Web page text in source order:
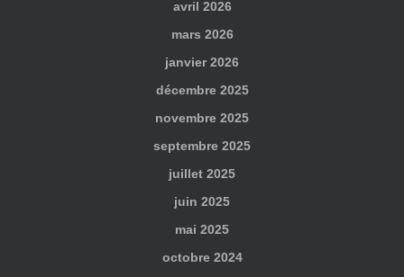
avril 2026
mars 2026
janvier 2026
décembre 2025
novembre 2025
septembre 2025
juillet 2025
juin 2025
mai 2025
octobre 2024